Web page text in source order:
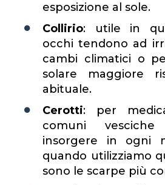
esposizione al sole.
Collirio: utile in
occhi tendono ad
cambi climatici o
solare maggiore
abituale.
Cerotti: per
comuni
insorgere in ogni
quando utilizziamo
sono le scarpe più